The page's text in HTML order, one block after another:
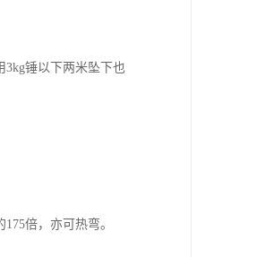
3kg锤以下两米坠下也
倍，亦可热弯。